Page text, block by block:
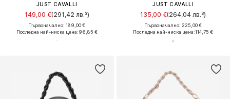
JUST CAVALLI
149,00 €(291,42 лв.³)
Първоначално: 189,00 €
Последна най-ниска цена:96,85 €
JUST CAVALLI
135,00 €(264,04 лв.³)
Първоначално: 225,00 €
Последна най-ниска цена:114,75 €